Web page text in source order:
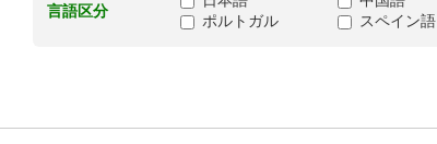
言語区分
ポルトガル
スペイン語